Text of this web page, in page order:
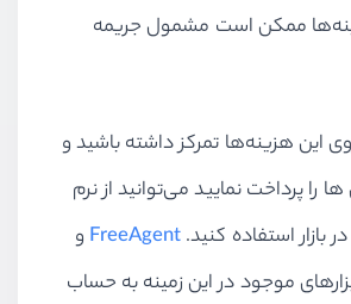
ممکن است مشمول جریمه
این هزینه‌ها تمرکز داشته باشید و
را پرداخت نمایید می‌توانید از نرم
بازار استفاده کنید. FreeAgent و
موجود در این زمینه به حساب